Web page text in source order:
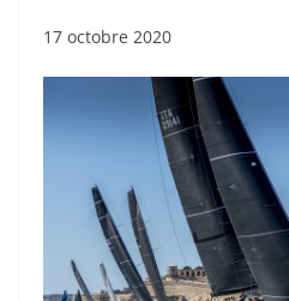
17 octobre 2020